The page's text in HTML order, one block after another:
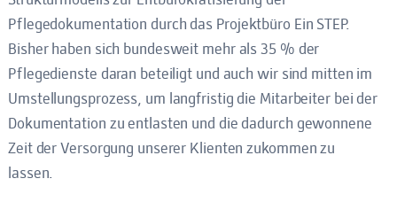
Pflegedokumentation durch das Projektbüro Ein STEP.
Bisher haben sich bundesweit mehr als 35 % der
Pflegedienste daran beteiligt und auch wir sind mitten im
Umstellungsprozess, um langfristig die Mitarbeiter bei der
Dokumentation zu entlasten und die dadurch gewonnene
Zeit der Versorgung unserer Klienten zukommen zu
lassen.